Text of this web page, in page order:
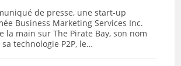
de presse, une start-up
Business Marketing Services Inc.
la main sur The Pirate Bay, son nom
technologie P2P, le…